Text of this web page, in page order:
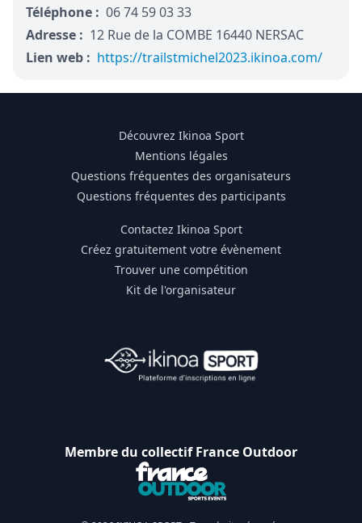
Téléphone : 06 74 59 03 33
Adresse : 12 Rue de la COMBE 16440 NERSAC
Lien web : https://trailstmichel2023.ikinoa.com/
Découvrez Ikinoa Sport
Mentions légales
Questions fréquentes des organisateurs
Questions fréquentes des participants
Contactez Ikinoa Sport
Créez gratuitement votre évènement
Trouver une compétition
Kit de l'organisateur
Membre du collectif France Outdoor